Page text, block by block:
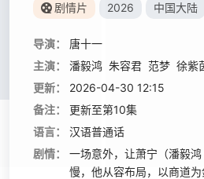
剧情片 2026 中国大陆
导演：
唐十一
主演：
潘毅鸿 朱容君 范梦 徐紫
更新：
2026-04-30 12:15
备注：
更新至第10集
语言：
汉语普通话
剧情：
一场意外，让萧宁（潘毅
慢，他从容布局，以商道